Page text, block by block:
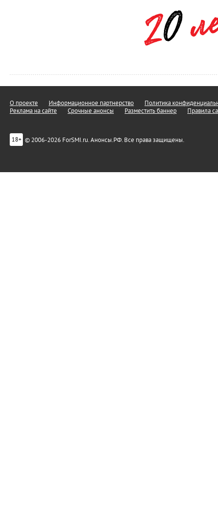
О проекте Информационное партнерство
Политика
Реклама на сайте
Срочные анонсы Разместить баннер Правила
18+ © 2006-2026 ForSMI.ru. Анонсы.РФ. Все права защищены.